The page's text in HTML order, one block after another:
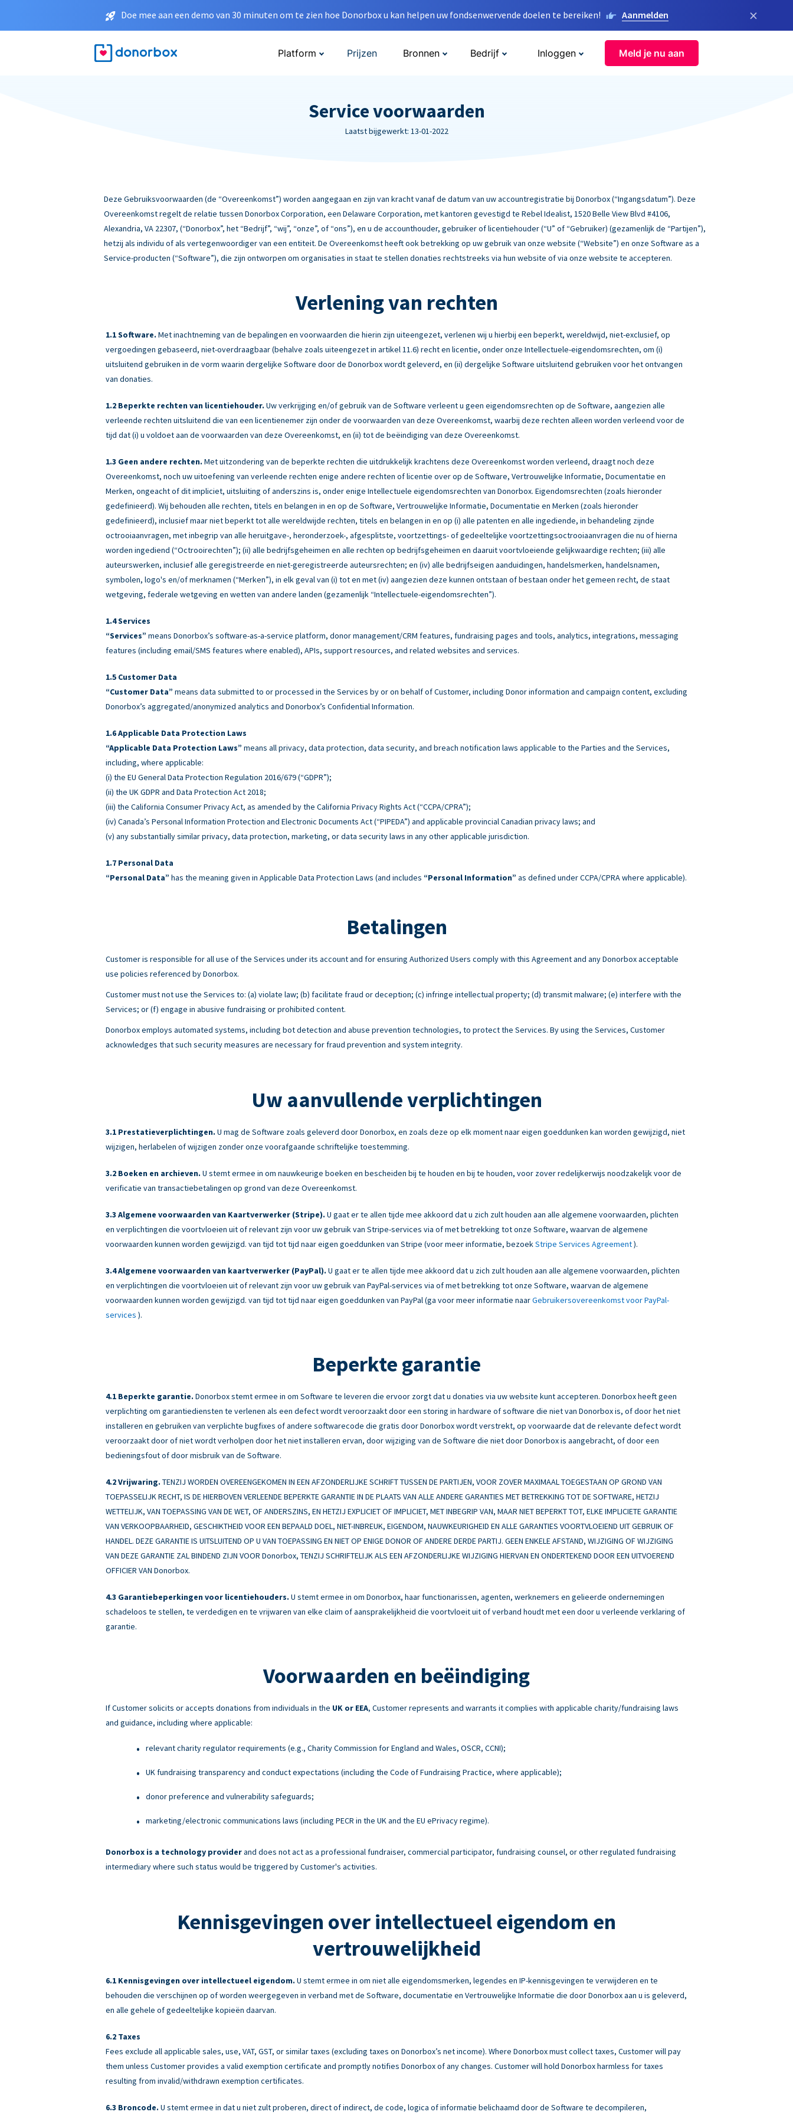
Doe mee aan een demo van 30 minuten om te zien hoe Donorbox u kan helpen uw fondsenwervende doelen te bereiken! Aanmelden ×
Platform Prijzen Bronnen Bedrijf Inloggen Meld je nu aan
Service voorwaarden
Laatst bijgewerkt: 13-01-2022
Deze Gebruiksvoorwaarden (de “Overeenkomst”) worden aangegaan en zijn van kracht vanaf de datum van uw accountregistratie bij Donorbox (“Ingangsdatum”). Deze
Overeenkomst regelt de relatie tussen Donorbox Corporation, een Delaware Corporation, met kantoren gevestigd te Rebel Idealist, 1520 Belle View Blvd #4106,
Alexandria, VA 22307, (“Donorbox”, het “Bedrijf”, “wij”, “onze”, of “ons”), en u de accounthouder, gebruiker of licentiehouder (“U” of “Gebruiker) (gezamenlijk de “Partijen”),
hetzij als individu of als vertegenwoordiger van een entiteit. De Overeenkomst heeft ook betrekking op uw gebruik van onze website (“Website”) en onze Software as a
Service-producten (“Software”), die zijn ontworpen om organisaties in staat te stellen donaties rechtstreeks via hun website of via onze website te accepteren.
Verlening van rechten
Software. Met inachtneming van de bepalingen en voorwaarden die hierin zijn uiteengezet, verlenen wij u hierbij een beperkt, wereldwijd, niet-exclusief, op
vergoedingen gebaseerd, niet-overdraagbaar (behalve zoals uiteengezet in artikel 11.6) recht en licentie, onder onze Intellectuele-eigendomsrechten, om (i)
uitsluitend gebruiken in de vorm waarin dergelijke Software door de Donorbox wordt geleverd, en (ii) dergelijke Software uitsluitend gebruiken voor het ontvangen
van donaties.
Beperkte rechten van licentiehouder. Uw verkrijging en/of gebruik van de Software verleent u geen eigendomsrechten op de Software, aangezien alle
verleende rechten uitsluitend die van een licentienemer zijn onder de voorwaarden van deze Overeenkomst, waarbij deze rechten alleen worden verleend voor de
tijd dat (i) u voldoet aan de voorwaarden van deze Overeenkomst, en (ii) tot de beëindiging van deze Overeenkomst.
Geen andere rechten. Met uitzondering van de beperkte rechten die uitdrukkelijk krachtens deze Overeenkomst worden verleend, draagt noch deze
Overeenkomst, noch uw uitoefening van verleende rechten enige andere rechten of licentie over op de Software, Vertrouwelijke Informatie, Documentatie en
Merken, ongeacht of dit impliciet, uitsluiting of anderszins is, onder enige Intellectuele eigendomsrechten van Donorbox. Eigendomsrechten (zoals hieronder
gedefinieerd). Wij behouden alle rechten, titels en belangen in en op de Software, Vertrouwelijke Informatie, Documentatie en Merken (zoals hieronder
gedefinieerd), inclusief maar niet beperkt tot alle wereldwijde rechten, titels en belangen in en op (i) alle patenten en alle ingediende, in behandeling zijnde
octrooiaanvragen, met inbegrip van alle heruitgave-, heronderzoek-, afgesplitste, voortzettings- of gedeeltelijke voortzettingsoctrooiaanvragen die nu of hierna
worden ingediend (“Octrooirechten”); (ii) alle bedrijfsgeheimen en alle rechten op bedrijfsgeheimen en daaruit voortvloeiende gelijkwaardige rechten; (iii) alle
auteurswerken, inclusief alle geregistreerde en niet-geregistreerde auteursrechten; en (iv) alle bedrijfseigen aanduidingen, handelsmerken, handelsnamen,
symbolen, logo's en/of merknamen (“Merken”), in elk geval van (i) tot en met (iv) aangezien deze kunnen ontstaan of bestaan onder het gemeen recht, de staat
wetgeving, federale wetgeving en wetten van andere landen (gezamenlijk “Intellectuele-eigendomsrechten”).
Services
“Services” means Donorbox’s software-as-a-service platform, donor management/CRM features, fundraising pages and tools, analytics, integrations, messaging
features (including email/SMS features where enabled), APIs, support resources, and related websites and services.
Customer Data
“Customer Data” means data submitted to or processed in the Services by or on behalf of Customer, including Donor information and campaign content, excluding
Donorbox’s aggregated/anonymized analytics and Donorbox’s Confidential Information.
Applicable Data Protection Laws
“Applicable Data Protection Laws” means all privacy, data protection, data security, and breach notification laws applicable to the Parties and the Services,
including, where applicable:
(i) the EU General Data Protection Regulation 2016/679 (“GDPR”);
(ii) the UK GDPR and Data Protection Act 2018;
(iii) the California Consumer Privacy Act, as amended by the California Privacy Rights Act (“CCPA/CPRA”);
(iv) Canada’s Personal Information Protection and Electronic Documents Act (“PIPEDA”) and applicable provincial Canadian privacy laws; and
(v) any substantially similar privacy, data protection, marketing, or data security laws in any other applicable jurisdiction.
Personal Data
“Personal Data” has the meaning given in Applicable Data Protection Laws (and includes “Personal Information” as defined under CCPA/CPRA where applicable).
Betalingen
Customer is responsible for all use of the Services under its account and for ensuring Authorized Users comply with this Agreement and any Donorbox acceptable
use policies referenced by Donorbox.
Customer must not use the Services to: (a) violate law; (b) facilitate fraud or deception; (c) infringe intellectual property; (d) transmit malware; (e) interfere with the
Services; or (f) engage in abusive fundraising or prohibited content.
Donorbox employs automated systems, including bot detection and abuse prevention technologies, to protect the Services. By using the Services, Customer
acknowledges that such security measures are necessary for fraud prevention and system integrity.
Uw aanvullende verplichtingen
Prestatieverplichtingen. U mag de Software zoals geleverd door Donorbox, en zoals deze op elk moment naar eigen goeddunken kan worden gewijzigd, niet
wijzigen, herlabelen of wijzigen zonder onze voorafgaande schriftelijke toestemming.
Boeken en archieven. U stemt ermee in om nauwkeurige boeken en bescheiden bij te houden en bij te houden, voor zover redelijkerwijs noodzakelijk voor de
verificatie van transactiebetalingen op grond van deze Overeenkomst.
Algemene voorwaarden van Kaartverwerker (Stripe). U gaat er te allen tijde mee akkoord dat u zich zult houden aan alle algemene voorwaarden, plichten
en verplichtingen die voortvloeien uit of relevant zijn voor uw gebruik van Stripe-services via of met betrekking tot onze Software, waarvan de algemene
voorwaarden kunnen worden gewijzigd. van tijd tot tijd naar eigen goeddunken van Stripe (voor meer informatie, bezoekStripe Services Agreement).
Algemene voorwaarden van kaartverwerker (PayPal). U gaat er te allen tijde mee akkoord dat u zich zult houden aan alle algemene voorwaarden, plichten
en verplichtingen die voortvloeien uit of relevant zijn voor uw gebruik van PayPal-services via of met betrekking tot onze Software, waarvan de algemene
voorwaarden kunnen worden gewijzigd. van tijd tot tijd naar eigen goeddunken van PayPal (ga voor meer informatie naarGebruikersovereenkomst voor PayPal-
services ).
Beperkte garantie
Beperkte garantie. Donorbox stemt ermee in om Software te leveren die ervoor zorgt dat u donaties via uw website kunt accepteren. Donorbox heeft geen
verplichting om garantiediensten te verlenen als een defect wordt veroorzaakt door een storing in hardware of software die niet van Donorbox is, of door het niet
installeren en gebruiken van verplichte bugfixes of andere softwarecode die gratis door Donorbox wordt verstrekt, op voorwaarde dat de relevante defect wordt
veroorzaakt door of niet wordt verholpen door het niet installeren ervan, door wijziging van de Software die niet door Donorbox is aangebracht, of door een
bedieningsfout of door misbruik van de Software.
Vrijwaring. TENZIJ WORDEN OVEREENGEKOMEN IN EEN AFZONDERLIJKE SCHRIFT TUSSEN DE PARTIJEN, VOOR ZOVER MAXIMAAL TOEGESTAAN OP GROND VAN
TOEPASSELIJK RECHT, IS DE HIERBOVEN VERLEENDE BEPERKTE GARANTIE IN DE PLAATS VAN ALLE ANDERE GARANTIES MET BETREKKING TOT DE SOFTWARE, HETZIJ
WETTELIJK, VAN TOEPASSING VAN DE WET, OF ANDERSZINS, EN HETZIJ EXPLICIET OF IMPLICIET, MET INBEGRIP VAN, MAAR NIET BEPERKT TOT, ELKE IMPLICIETE GARANTIE
VAN VERKOOPBAARHEID, GESCHIKTHEID VOOR EEN BEPAALD DOEL, NIET-INBREUK, EIGENDOM, NAUWKEURIGHEID EN ALLE GARANTIES VOORTVLOEIEND UIT GEBRUIK OF
HANDEL. DEZE GARANTIE IS UITSLUITEND OP U VAN TOEPASSING EN NIET OP ENIGE DONOR OF ANDERE DERDE PARTIJ. GEEN ENKELE AFSTAND, WIJZIGING OF WIJZIGING
VAN DEZE GARANTIE ZAL BINDEND ZIJN VOOR Donorbox, TENZIJ SCHRIFTELIJK ALS EEN AFZONDERLIJKE WIJZIGING HIERVAN EN ONDERTEKEND DOOR EEN UITVOEREND
OFFICIER VAN Donorbox.
Garantiebeperkingen voor licentiehouders. U stemt ermee in om Donorbox, haar functionarissen, agenten, werknemers en gelieerde ondernemingen
schadeloos te stellen, te verdedigen en te vrijwaren van elke claim of aansprakelijkheid die voortvloeit uit of verband houdt met een door u verleende verklaring of
garantie.
Voorwaarden en beëindiging
If Customer solicits or accepts donations from individuals in the UK or EEA, Customer represents and warrants it complies with applicable charity/fundraising laws
and guidance, including where applicable:
relevant charity regulator requirements (e.g., Charity Commission for England and Wales, OSCR, CCNI);
UK fundraising transparency and conduct expectations (including the Code of Fundraising Practice, where applicable);
donor preference and vulnerability safeguards;
marketing/electronic communications laws (including PECR in the UK and the EU ePrivacy regime).
Donorbox is a technology providerand does not act as a professional fundraiser, commercial participator, fundraising counsel, or other regulated fundraising
intermediary where such status would be triggered by Customer's activities.
Kennisgevingen over intellectueel eigendom en
vertrouwelijkheid
Kennisgevingen over intellectueel eigendom. U stemt ermee in om niet alle eigendomsmerken, legendes en IP-kennisgevingen te verwijderen en te
behouden die verschijnen op of worden weergegeven in verband met de Software, documentatie en Vertrouwelijke Informatie die door Donorbox aan u is geleverd,
en alle gehele of gedeeltelijke kopieën daarvan.
Taxes
Fees exclude all applicable sales, use, VAT, GST, or similar taxes (excluding taxes on Donorbox’s net income). Where Donorbox must collect taxes, Customer will pay
them unless Customer provides a valid exemption certificate and promptly notifies Donorbox of any changes. Customer will hold Donorbox harmless for taxes
resulting from invalid/withdrawn exemption certificates.
Broncode. U stemt ermee in dat u niet zult proberen, direct of indirect, de code, logica of informatie belichaamd door de Software te decompileren,